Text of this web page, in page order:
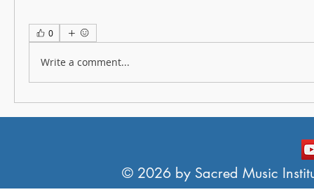
0
Write a comment...
© 2026 by Sacred Music